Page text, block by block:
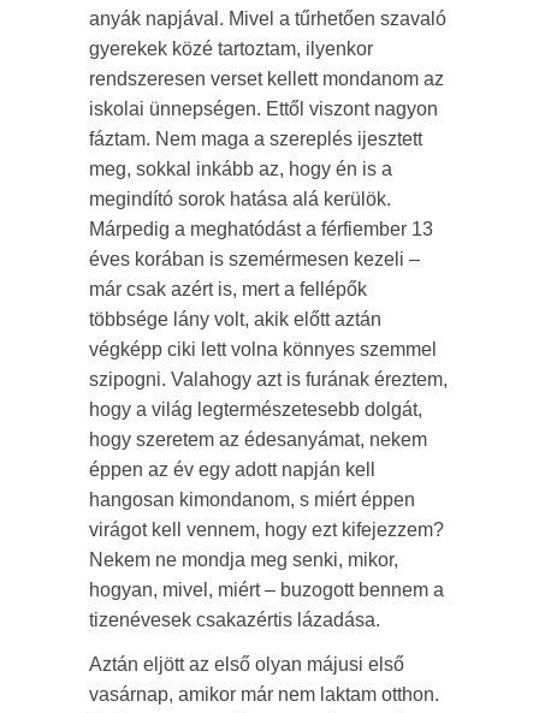
anyák napjával. Mivel a tűrhetően szavaló
gyerekek közé tartoztam, ilyenkor
rendszeresen verset kellett mondanom az
iskolai ünnepségen. Ettől viszont nagyon
fáztam. Nem maga a szereplés ijesztett
meg, sokkal inkább az, hogy én is a
megindító sorok hatása alá kerülök.
Márpedig a meghatódást a férfiember 13
éves korában is szemérmesen kezeli –
már csak azért is, mert a fellépők
többsége lány volt, akik előtt aztán
végképp ciki lett volna könnyes szemmel
szipogni. Valahogy azt is furának éreztem,
hogy a világ legtermészetesebb dolgát,
hogy szeretem az édesanyámat, nekem
éppen az év egy adott napján kell
hangosan kimondanom, s miért éppen
virágot kell vennem, hogy ezt kifejezzem?
Nekem ne mondja meg senki, mikor,
hogyan, mivel, miért – buzogott bennem a
tizenévesek csakazértis lázadása.
Aztán eljött az első olyan májusi első
vasárnap, amikor már nem laktam otthon.